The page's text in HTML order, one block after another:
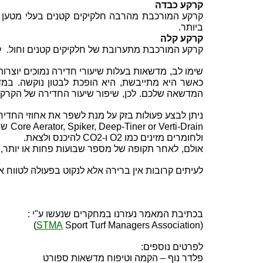
קרקע כבדה
קרקע המורכבת מהרבה חלקיקים קטנים בעלי
ביותר.
קרקע קלה
קרקע המורכבת מתערובת של חלקיקים קטנים וחול.
שימו לב, מדשאות בעלות שיעורי חדירה נמוכים
כאשר היא מתייבשת, היא הופכת לבטון נוקשה.
המדשאה שלכם. לכן, שיפור שיעור החדירה של
ניתן לבצע פעולות בזק על מנת לשפר את אחוזי
Core Aerator, Spiker, Deep-Tiner or Verti-Drain
ולחומרים מזינים כמו O2 ו-CO2 להיכנס ולצאת.
אולם, לאחר תקופה של מספר שבועות פחות או יותר,
לעיתים קרובות אין ברירה אלא לנקוט בפעולה לטווח
בכתיבת המאמר נעזרנו במחקרים שנעשו ע"י :
(
STMA Sport Turf Managers Association)
לפרטים נוספים:
פלדר נוף – הקמה וטיפוח מדשאות ספורט